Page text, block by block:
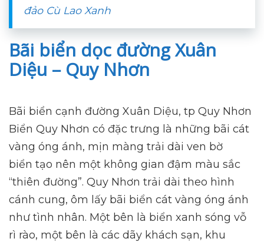
đảo Cù Lao Xanh
Bãi biển dọc đường Xuân
Diệu – Quy Nhơn
Bãi biển cạnh đường Xuân Diệu, tp Quy Nhơn
Biển Quy Nhơn có đặc trưng là những bãi cát
vàng óng ánh, mịn màng trải dài ven bờ
biển tạo nên một không gian đậm màu sắc
“thiên đường”. Quy Nhơn trải dài theo hình
cánh cung, ôm lấy bãi biển cát vàng óng ánh
như tình nhân. Một bên là biển xanh sóng vỗ
rì rào, một bên là các dãy khách sạn, khu